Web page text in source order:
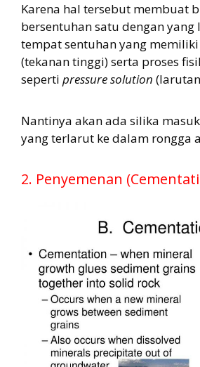
Karena hal tersebut membuat
bersentuhan satu dengan yang
tempat sentuhan yang memiliki
(tekanan tinggi) serta proses
seperti pressure solution
Nantinya akan ada silika
yang terlarut ke dalam rongga
2. Penyemenan